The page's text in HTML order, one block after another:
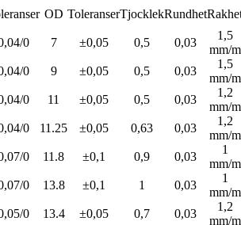
OD ToleranserTjocklekRundhet
0 7 ±0,05 0,5 0,03
1,5
mm/m
0 9 ±0,05 0,5 0,03
1,5
mm/m
0 11 ±0,05 0,5 0,03
1,2
mm/m
0 11.25 ±0,05 0,63 0,03
1,2
mm/m
0 11.8 ±0,1 0,9 0,03
1
mm/m
0 13.8 ±0,1 1 0,03
1
mm/m
0 13.4 ±0,05 0,7 0,03
1,2
mm/m